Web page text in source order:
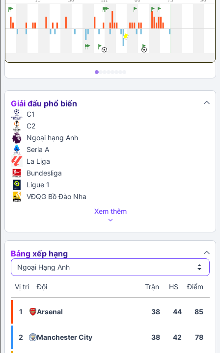
Giải đấu phổ biến
C1
C2
Ngoại hạng Anh
Seria A
La Liga
Bundesliga
Ligue 1
VĐQG Bồ Đào Nha
Xem thêm
Bảng xếp hạng
Ngoại Hạng Anh
Vị trí Đội Trận HS Điểm
1 Arsenal 38 44 85
2 Manchester City 38 42 78